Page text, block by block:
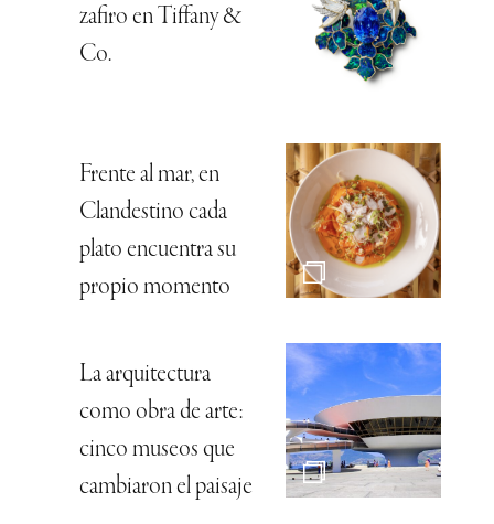
zafiro en Tiffany &
Co.
Frente al mar, en
Clandestino cada
plato encuentra su
propio momento
La arquitectura
como obra de arte:
cinco museos que
cambiaron el paisaje